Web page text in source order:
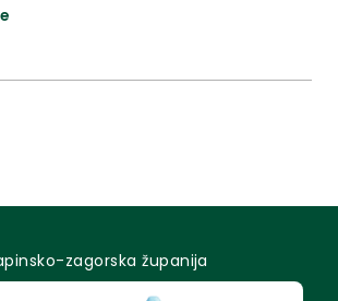
zagorska županija